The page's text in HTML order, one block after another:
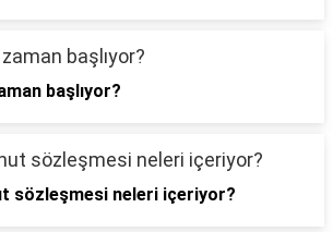
başlıyor?
sözleşmesi neleri içeriyor?